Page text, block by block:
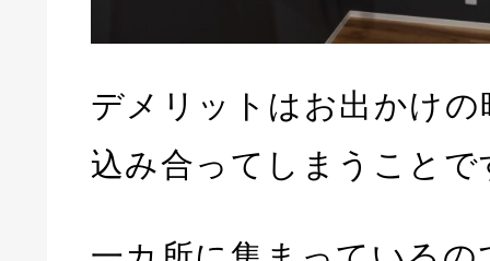
デメリットはお出かけ
込み合ってしまうことで